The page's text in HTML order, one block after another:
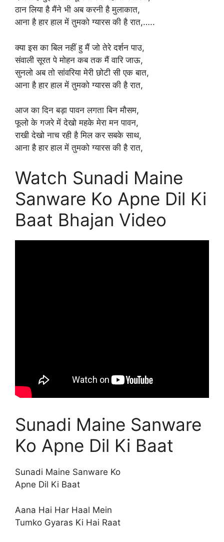
ठान लिया है मैंने भी अब करनी है मुलाकात,
आना है हार हाल में तुमको ग्यारस की है रात,…..
क्या इस का बिल नहीं हु मैं जो तेरे दर्शन पाउ,
संवाली सूरत पे मोहन कब तक मैं वारि जाऊ,
सुनलो अब तो सांवरिया मेरी छोटी सी एक बात,
आना है हार हाल में तुमको ग्यारस की है रात,
आज का दिन बड़ा पावन लगता बिन मौसम,
फूलो के गजरे में देखो महके मेरा मन पावन,
राखी देखो नाच रही है मिल कर सबके साथ,
आना है हार हाल में तुमको ग्यारस की है रात,
Watch Sunadi Maine
Sanware Ko Apne Dil Ki
Baat Bhajan Video
Sunadi Maine Sanware
Ko Apne Dil Ki Baat
Sunadi Maine Sanware Ko
Apne Dil Ki Baat
Aana Hai Har Haal Mein
Tumko Gyaras Ki Hai Raat